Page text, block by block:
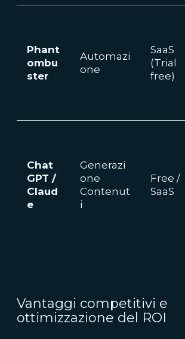
Phant
ombu
ster
Automazi
one
SaaS
(Trial
free)
Chat
GPT /
Claud
e
Generazi
one
Contenut
i
Free /
SaaS
Vantaggi competitivi e
ottimizzazione del ROI